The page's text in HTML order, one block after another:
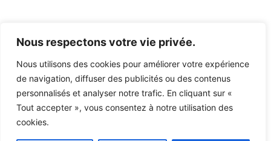
Nous respectons votre vie privée.
Nous utilisons des cookies pour améliorer votre expérience
de navigation, diffuser des publicités ou des contenus
personnalisés et analyser notre trafic. En cliquant sur «
Tout accepter », vous consentez à notre utilisation des
cookies.